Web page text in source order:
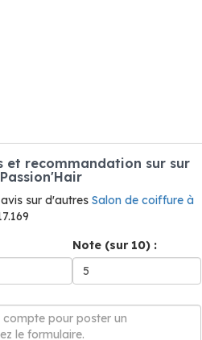
et recommandation sur sur
sur d'autres Salon de coiffure à
Note (sur 10) :